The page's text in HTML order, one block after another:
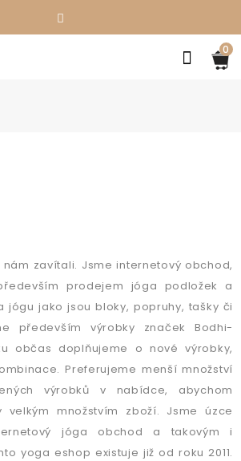
0
zavítali. Jsme internetový obchod,
prodejem jóga podložek a
jógu jako jsou bloky, popruhy, tašky či
především výrobky značek Bodhi-
občas doplňujeme o nové výrobky,
Preferujeme menší množství
výrobků v nabídce, abychom
velkým množstvím zboží. Jsme úzce
jóga obchod a takovým i
yoga eshop existuje již od roku 2011.